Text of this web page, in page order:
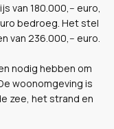
van 180.000,-- euro,
bedroeg. Het stel
van 236.000,-- euro.
nodig hebben om
woonomgeving is
zee, het strand en